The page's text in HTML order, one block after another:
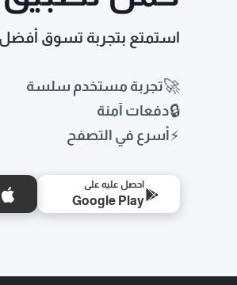
استمتع بتجربة تسوق أفضل
🚀تجربة مستخدم سلسة
🔒دفعات آمنة
⚡أسرع في التصفح
احصل عليه على
Google Play